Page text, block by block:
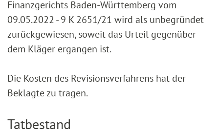
Finanzgerichts Baden-Württemberg vom
09.05.2022 - 9 K 2651/21 wird als unbegründet
zurückgewiesen, soweit das Urteil gegenüber
dem Kläger ergangen ist.
Die Kosten des Revisionsverfahrens hat der
Beklagte zu tragen.
Tatbestand